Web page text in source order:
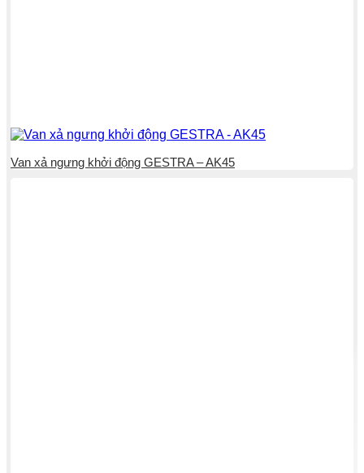
Van xả ngưng khởi động GESTRA – AK45